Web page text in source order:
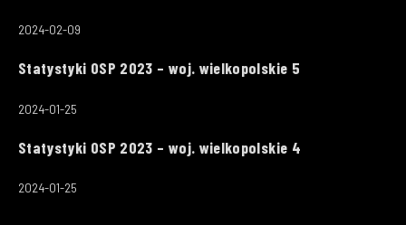
2024-02-09
Statystyki OSP 2023 – woj. wielkopolskie 5
2024-01-25
Statystyki OSP 2023 – woj. wielkopolskie 4
2024-01-25